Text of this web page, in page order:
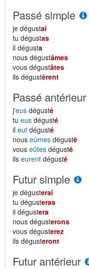
Passé simple
je dégustai
tu dégustas
il dégusta
nous dégustâmes
vous dégustâtes
ils dégustèrent
Passé antérieur
j'eus dégusté
tu eus dégusté
il eut dégusté
nous eûmes dégusté
vous eûtes dégusté
ils eurent dégusté
Futur simple
je dégusterai
tu dégusteras
il dégustera
nous dégusterons
vous dégusterez
ils dégusteront
Futur antérieur